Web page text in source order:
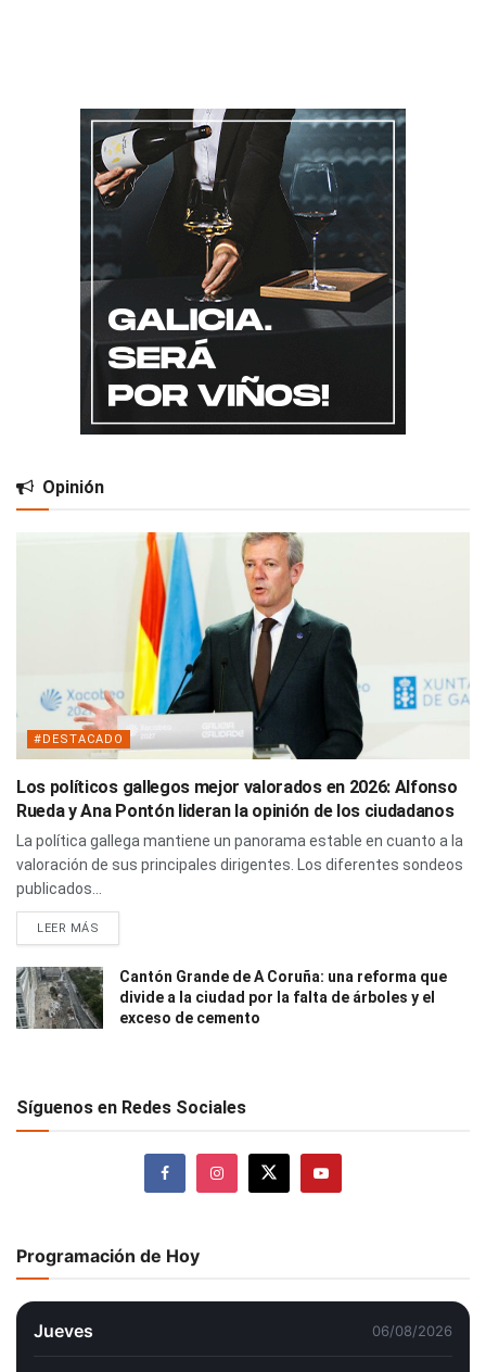
Opinión
#DESTACADO
Los políticos gallegos mejor valorados en 2026: Alfonso
Rueda y Ana Pontón lideran la opinión de los ciudadanos
La política gallega mantiene un panorama estable en cuanto a la
valoración de sus principales dirigentes. Los diferentes sondeos
publicados...
LEER MÁS
Cantón Grande de A Coruña: una reforma que
divide a la ciudad por la falta de árboles y el
exceso de cemento
Síguenos en Redes Sociales
Programación de Hoy
Jueves 06/08/2026